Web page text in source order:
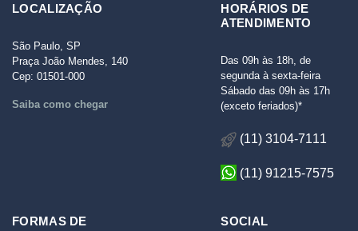
LOCALIZAÇÃO
São Paulo, SP
Praça João Mendes, 140
Cep: 01501-000
Saiba como chegar
HORÁRIOS DE
ATENDIMENTO
Das 09h às 18h, de
segunda à sexta-feira
Sábado das 09h às 17h
(exceto feriados)*
(11) 3104-7111
(11) 91215-7575
FORMAS DE
SOCIAL